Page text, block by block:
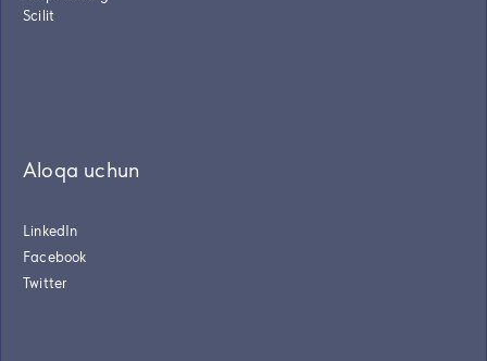
Scilit
Aloqa uchun
LinkedIn
Facebook
Twitter